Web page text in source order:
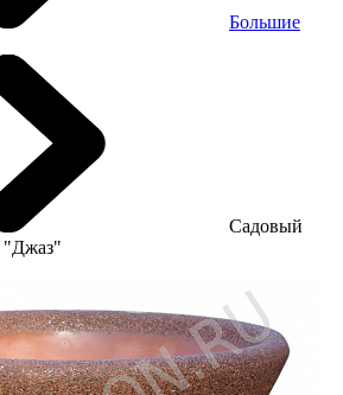
Большие
Садовый
"Джаз"